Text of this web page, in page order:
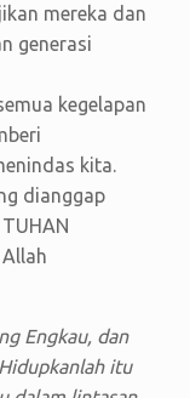
mereka dan
generasi
kegelapan
kita.
dianggap
Engkau, dan
itu